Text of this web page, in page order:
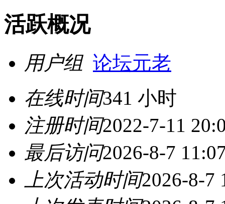
活跃概况
用户组 论坛元老
在线时间341 小时
注册时间2022-7-11
最后访问2026-8-7
上次活动时间2026-8-7